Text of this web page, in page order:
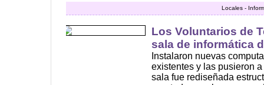
Locales -
Los Voluntarios de
sala de informática
Instalaron nuevas
existentes y las pusieron
sala fue rediseñada